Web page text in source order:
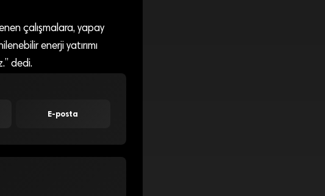
çalışmalara, yapay
enerji yatırımı
dedi.
E-posta